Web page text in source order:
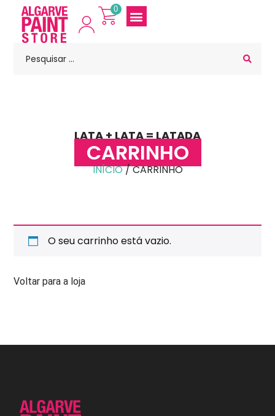
0
LATA + LATA = LATADA
CARRINHO
INÍCIO/ CARRINHO
O seu carrinho está vazio.
Voltar para a loja